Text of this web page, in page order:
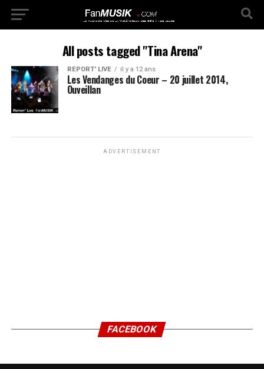
All posts tagged "Tina Arena"
REPORT' LIVE il y a 12 ans
Les Vendanges du Coeur – 20 juillet 2014,
Ouveillan
ADVERTISEMENT
FACEBOOK